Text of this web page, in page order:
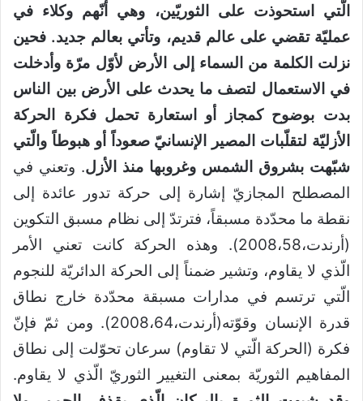
الّتي استحوذت على الثوريّين، وهي أنّهم وكلاء في
عمليّة تقضي على عالم قديم، وتأتي بعالم جديد. فحين
نزلت الكلمة من السماء إلى الأرض لأوّل مرّة وأدخلت
في الاستعمال لتصف ما يحدث على الأرض بين الناس
بدت بوضوح كمجاز أو استعارة تحمل فكرة الحركة
الأزليّة لتقلّبات المصير الإنسانيّ صعوداً أو هبوطاً والّتي
شبّهت بشروق الشمس وغروبها منذ الأزل. وتعني في
المصطلح المجازيّ إشارة إلى حركة تدور عائدة إلى
نقطة ما محدّدة مسبقاً، فترتدّ إلى نظام مسبق التكوين
(أرندت،2008،58). وهذه الحركة كانت تعني الأمر
الّذي لا يقاوم، وتشير ضمناً إلى الحركة الدائريّة للنجوم
الّتي ترتسم في مدارات مسبقة محدّدة خارج نطاق
قدرة الإنسان وقوّته(أرندت،2008،64). ومن ثمّ فإنّ
فكرة (الحركة الّتي لا تقاوم) سرعان تحوّلت إلى نطاق
المفاهيم الثوريّة بمعنى التغيير الثوريّ الّذي لا يقاوم.